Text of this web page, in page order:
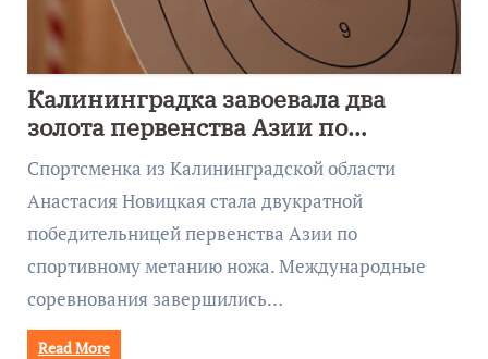
Калининградка завоевала два
золота первенства Азии по
метанию ножа
Спортсменка из Калининградской области
Анастасия Новицкая стала двукратной
победительницей первенства Азии по
спортивному метанию ножа. Международные
соревнования завершились…
Read More